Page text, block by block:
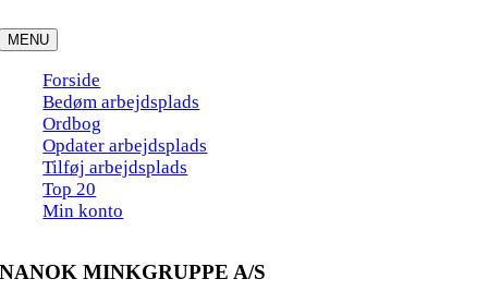
to
content
MENU
Forside
Bedøm arbejdsplads
Ordbog
Opdater arbejdsplads
Tilføj arbejdsplads
Top 20
Min konto
NANOK MINKGRUPPE A/S